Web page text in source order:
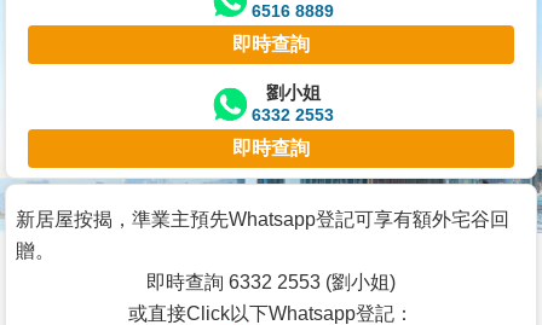
業
主
宅
谷
按
6516 8889
即時查詢
劉小姐
6332 2553
即時查詢
新居屋按揭，準業主預先Whatsapp登記可享有額外宅谷回
贈。
即時查詢 6332 2553 (劉小姐)
或直接Click以下Whatsapp登記：